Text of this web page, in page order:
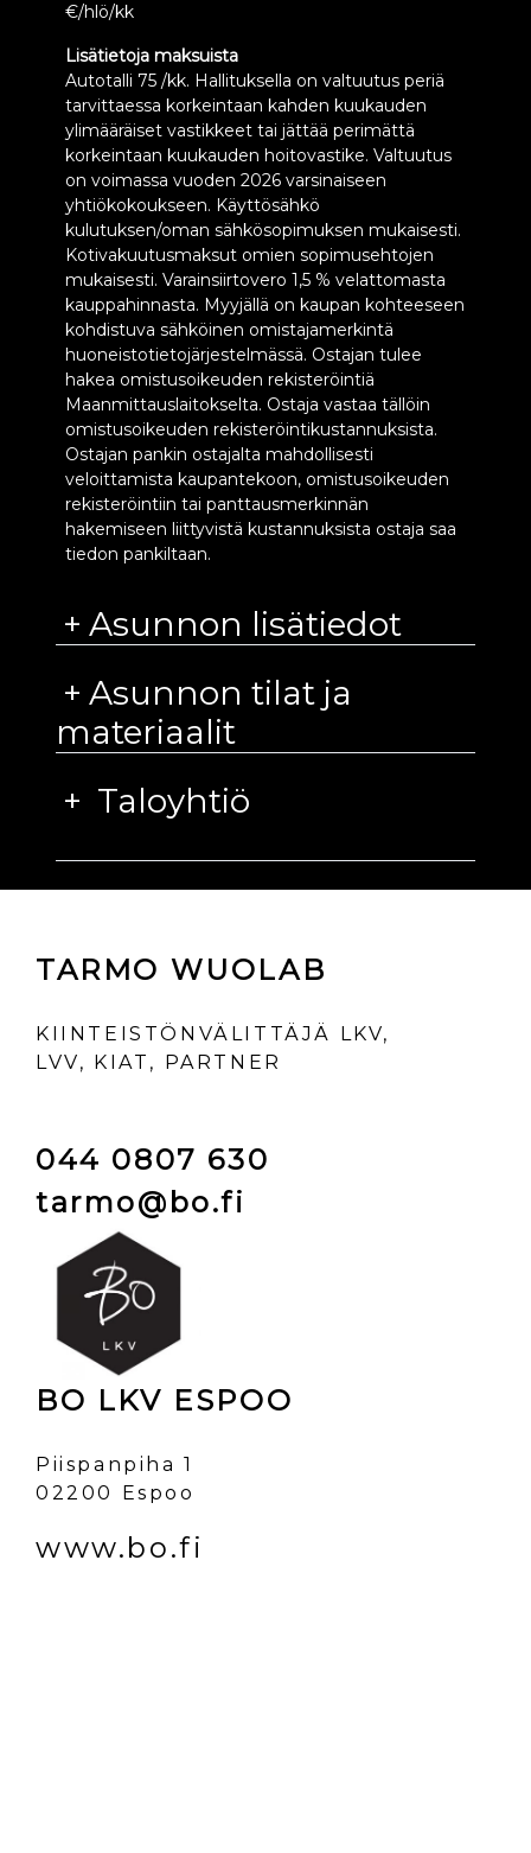
€/hlö/kk
Lisätietoja maksuista
Autotalli 75 /kk. Hallituksella on valtuutus periä
tarvittaessa korkeintaan kahden kuukauden
ylimääräiset vastikkeet tai jättää perimättä
korkeintaan kuukauden hoitovastike. Valtuutus
on voimassa vuoden 2026 varsinaiseen
yhtiökokoukseen. Käyttösähkö
kulutuksen/oman sähkösopimuksen mukaisesti.
Kotivakuutusmaksut omien sopimusehtojen
mukaisesti. Varainsiirtovero 1,5 % velattomasta
kauppahinnasta. Myyjällä on kaupan kohteeseen
kohdistuva sähköinen omistajamerkintä
huoneistotietojärjestelmässä. Ostajan tulee
hakea omistusoikeuden rekisteröintiä
Maanmittauslaitokselta. Ostaja vastaa tällöin
omistusoikeuden rekisteröintikustannuksista.
Ostajan pankin ostajalta mahdollisesti
veloittamista kaupantekoon, omistusoikeuden
rekisteröintiin tai panttausmerkinnän
hakemiseen liittyvistä kustannuksista ostaja saa
tiedon pankiltaan.
Asunnon lisätiedot
Asunnon tilat ja
materiaalit
Taloyhtiö
TARMO WUOLAB
KIINTEISTÖNVÄLITTÄJÄ LKV,
LVV, KIAT, PARTNER
044 0807 630
tarmo@bo.fi
BO LKV ESPOO
Piispanpiha 1
02200 Espoo
www.bo.fi